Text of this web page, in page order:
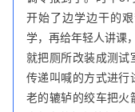
开始了边学边干的
学，再给年轻人讲课
就把厕所改装成测试
传递叫喊的方式进行
老的辘轳的绞车把火